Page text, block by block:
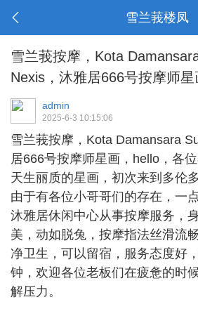
雪兰莪楼凤
雪兰莪按摩，Kota
Nexis，沐雅居666号按摩师星
admin
2025-6-3 10:15:06
雪兰莪按摩，Kota Damansara
居666号按摩师星画，hello，各
天生丽质的星画，初次来到多伦
由于有各位小哥哥们的存在，一
沐雅居休闲中心从事按摩服务，
美，动如脱兔，按摩指法丝滑流
净卫生，可以留宿，服务态度好
钟，欢迎各位老板们在疲惫的时
解压力。